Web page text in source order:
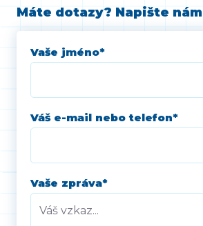
Máte dotazy? Napište nám
Vaše jméno*
Váš e-mail nebo telefon*
Vaše zpráva*